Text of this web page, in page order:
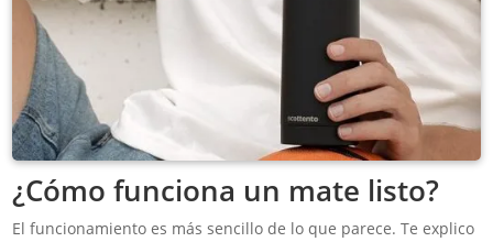
¿Cómo funciona un mate listo?
El funcionamiento es más sencillo de lo que parece. Te explico